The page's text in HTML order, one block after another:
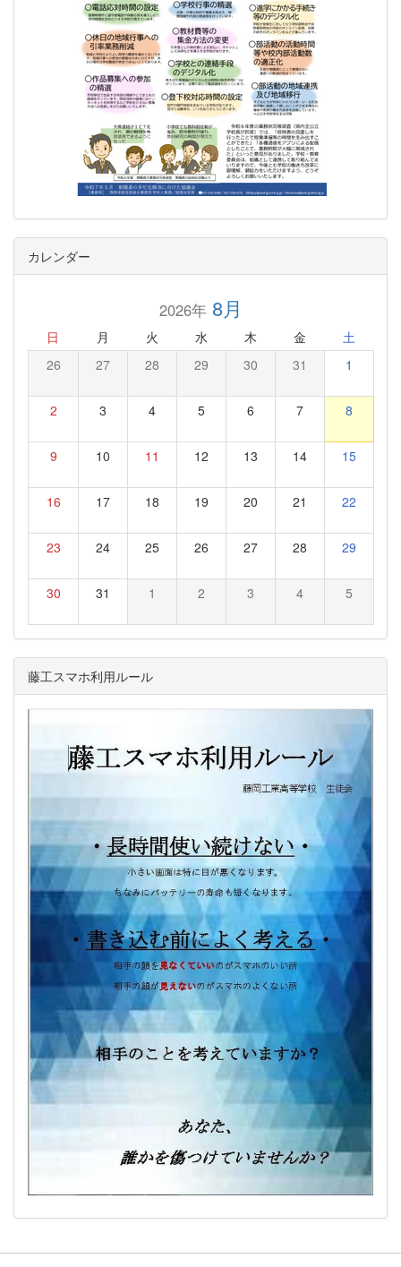
カレンダー
2026年8月
日 月 火 水 木 金 土
26 27 28 29 30 31 1
2 3 4 5 6 7 8
9 10 11 12 13 14 15
16 17 18 19 20 21 22
23 24 25 26 27 28 29
30 31 1 2 3 4 5
藤工スマホ利用ルール